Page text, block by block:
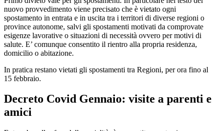
nuovo provvedimento viene precisato che è vietato ogni
spostamento in entrata e in uscita tra i territori di diverse regioni o
province autonome, salvi gli spostamenti motivati da comprovate
esigenze lavorative o situazioni di necessità ovvero per motivi di
salute. E’ comunque consentito il rientro alla propria residenza,
domicilio o abitazione.
In pratica restano vietati gli spostamenti tra Regioni, per ora fino al
15 febbraio.
Decreto Covid Gennaio: visite a parenti e
amici